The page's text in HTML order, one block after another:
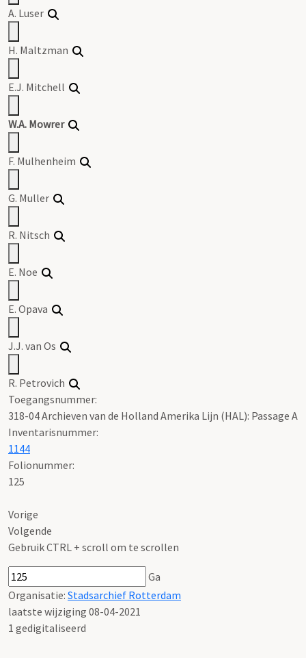
A. Luser
H. Maltzman
E.J. Mitchell
W.A. Mowrer
F. Mulhenheim
G. Muller
R. Nitsch
E. Noe
E. Opava
J.J. van Os
R. Petrovich
Toegangsnummer:
318-04 Archieven van de Holland Amerika Lijn (HAL): Passage A
Inventarisnummer:
1144
Folionummer:
125
Vorige
Volgende
Gebruik CTRL + scroll om te scrollen
Ga
Organisatie: Stadsarchief Rotterdam
laatste wijziging 08-04-2021
1 gedigitaliseerd